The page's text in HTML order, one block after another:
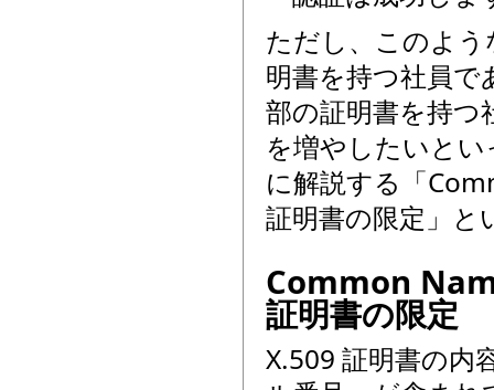
ただし、このよ
明書を持つ社員
部の証明書を持
を増やしたいと
に解説する「
証明書の限定」と
Common
証明書の限定
X.509 証明書の内